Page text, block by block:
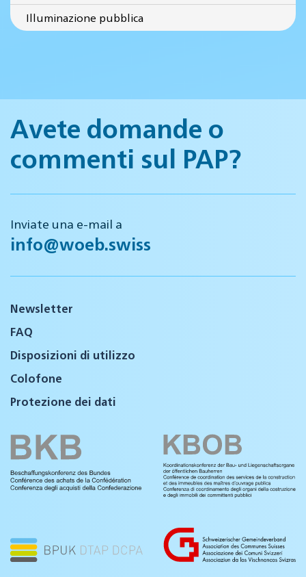
Illuminazione pubblica
Avete domande o
commenti sul PAP?
Inviate una e-mail a
info@woeb.swiss
Newsletter
FAQ
Disposizioni di utilizzo
Colofone
Protezione dei dati